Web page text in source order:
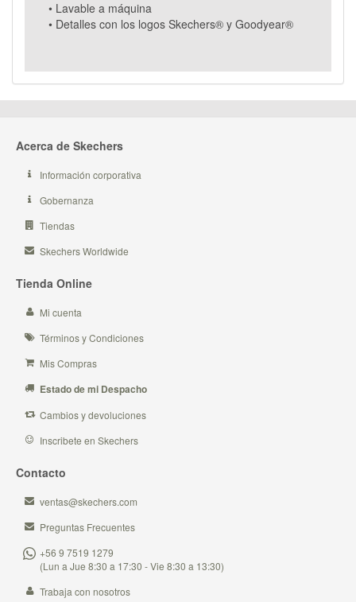
• Lavable a máquina
• Detalles con los logos Skechers® y Goodyear®
Acerca de Skechers
Información corporativa
Gobernanza
Tiendas
Skechers Worldwide
Tienda Online
Mi cuenta
Términos y Condiciones
Mis Compras
Estado de mi Despacho
Cambios y devoluciones
Inscribete en Skechers
Contacto
ventas@skechers.com
Preguntas Frecuentes
+56 9 7519 1279
(Lun a Jue 8:30 a 17:30 - Vie 8:30 a 13:30)
Trabaja con nosotros